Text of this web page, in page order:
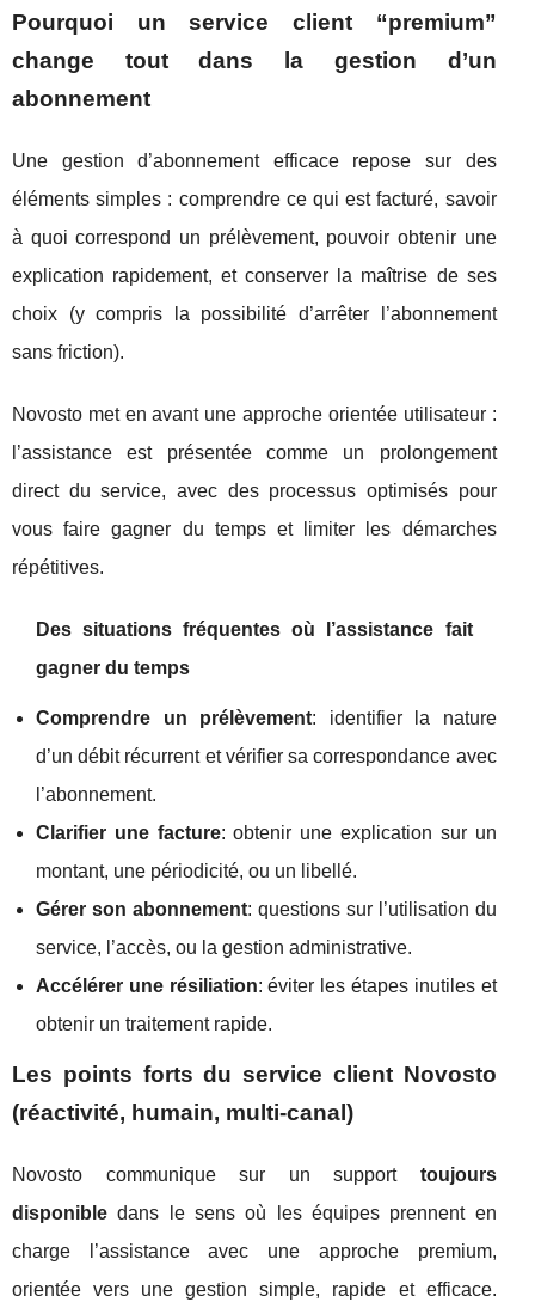
Pourquoi un service client “premium”
change tout dans la gestion d’un
abonnement
Une gestion d’abonnement efficace repose sur des
éléments simples : comprendre ce qui est facturé, savoir
à quoi correspond un prélèvement, pouvoir obtenir une
explication rapidement, et conserver la maîtrise de ses
choix (y compris la possibilité d’arrêter l’abonnement
sans friction).
Novosto met en avant une approche orientée utilisateur :
l’assistance est présentée comme un prolongement
direct du service, avec des processus optimisés pour
vous faire gagner du temps et limiter les démarches
répétitives.
Des situations fréquentes où l’assistance fait
gagner du temps
Comprendre un prélèvement: identifier la nature
d’un débit récurrent et vérifier sa correspondance avec
l’abonnement.
Clarifier une facture: obtenir une explication sur un
montant, une périodicité, ou un libellé.
Gérer son abonnement: questions sur l’utilisation du
service, l’accès, ou la gestion administrative.
Accélérer une résiliation: éviter les étapes inutiles et
obtenir un traitement rapide.
Les points forts du service client Novosto
(réactivité, humain, multi‑canal)
Novosto communique sur un support toujours
disponible dans le sens où les équipes prennent en
charge l’assistance avec une approche premium,
orientée vers une gestion simple, rapide et efficace.